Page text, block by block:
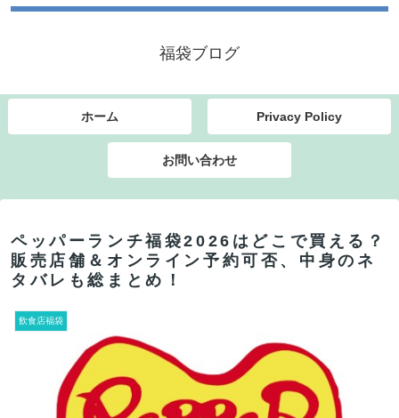
福袋ブログ
ホーム Privacy Policy
お問い合わせ
ペッパーランチ福袋2026はどこで買える？
販売店舗＆オンライン予約可否、中身のネ
タバレも総まとめ！
飲食店福袋